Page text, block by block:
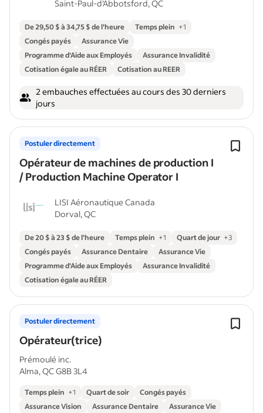
Saint-Paul-d'Abbotsford, QC
De 29,50 $ à 34,75 $ de l’heure Temps plein +1
Congés payés
Assurance Vie
Programme d'Aide aux Employés
Assurance Invalidité
Cotisation égale au RÉER
Cotisation au REER
2 embauches effectuées au cours des 30 derniers
jours
Opérateur de machines de production I
/ Production Machine Operator I
Postuler directement
LISI Aéronautique Canada
Dorval, QC
De 20 $ à 23 $ de l’heure Temps plein +1 Quart de jour +3
Congés payés
Assurance Dentaire
Assurance Vie
Programme d'Aide aux Employés
Assurance Invalidité
Cotisation égale au RÉER
Opérateur(trice)
Postuler directement
Prémoulé inc.
Alma, QC G8B 3L4
Temps plein +1 Quart de soir
Congés payés
Assurance Vision
Assurance Dentaire
Assurance Vie